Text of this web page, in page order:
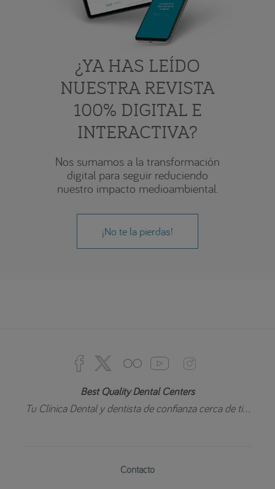
¿YA HAS LEÍDO
NUESTRA REVISTA
100% DIGITAL E
INTERACTIVA?
Nos sumamos a la transformación
digital para seguir reduciendo
nuestro impacto medioambiental.
¡No te la pierdas!
Best Quality Dental Centers
Tu Clínica Dental y dentista de confianza cerca de ti...
Contacto